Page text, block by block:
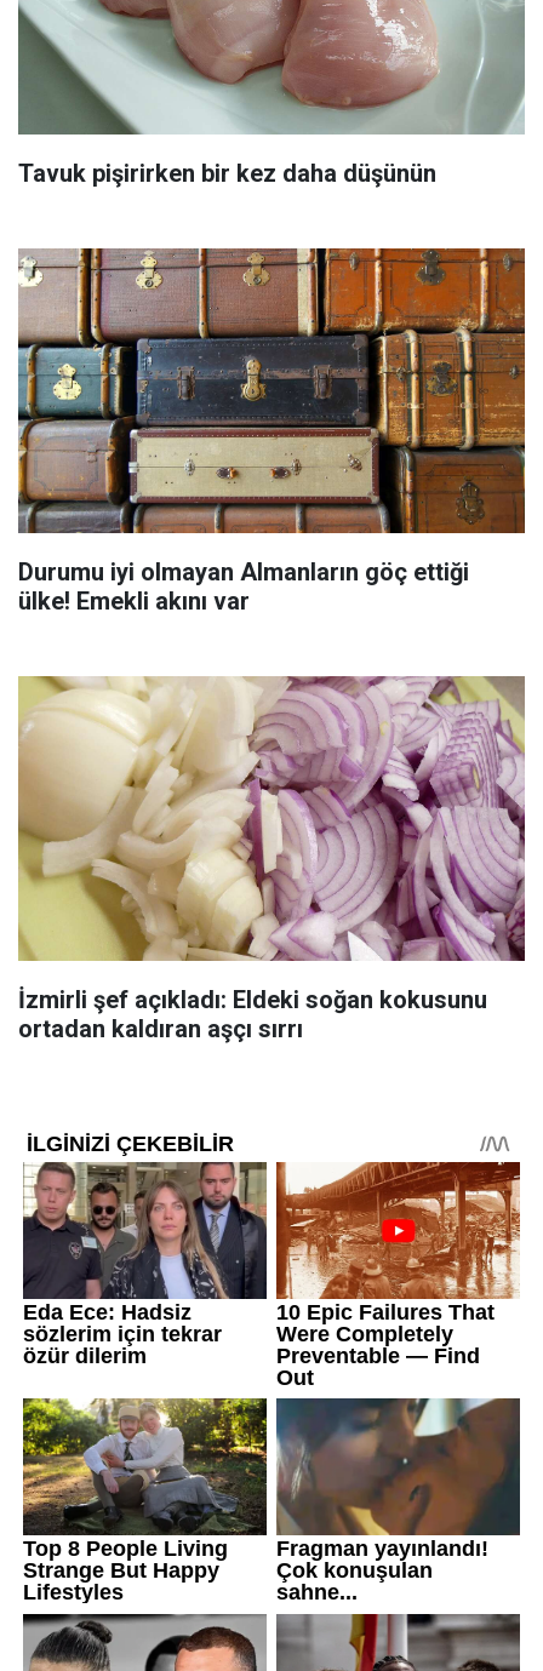
Tavuk pişirirken bir kez daha düşünün
Durumu iyi olmayan Almanların göç ettiği
ülke! Emekli akını var
İzmirli şef açıkladı: Eldeki soğan kokusunu
ortadan kaldıran aşçı sırrı